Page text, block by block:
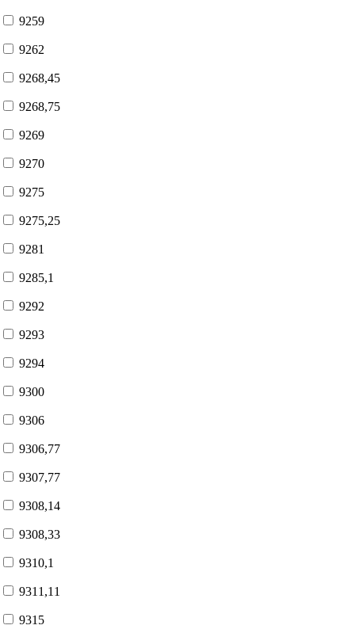
9259
9262
9268,45
9268,75
9269
9270
9275
9275,25
9281
9285,1
9292
9293
9294
9300
9306
9306,77
9307,77
9308,14
9308,33
9310,1
9311,11
9315